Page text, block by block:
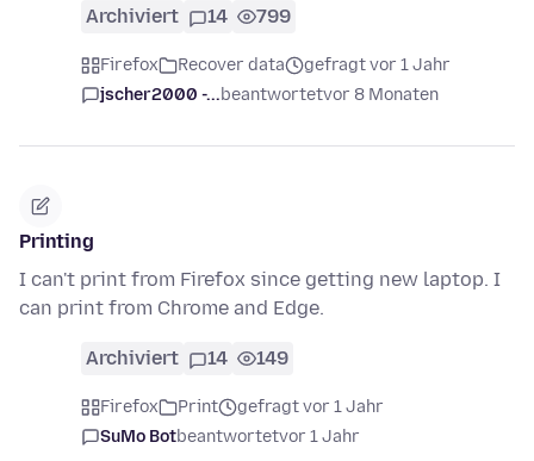
Archiviert 14 799
Firefox Recover data
gefragt vor 1 Jahr
jscher2000 -...beantwortetvor 8 Monaten
Printing
I can't print from Firefox since getting new laptop. I
can print from Chrome and Edge.
Archiviert 14 149
Firefox Print
gefragt vor 1 Jahr
SuMo Botbeantwortetvor 1 Jahr